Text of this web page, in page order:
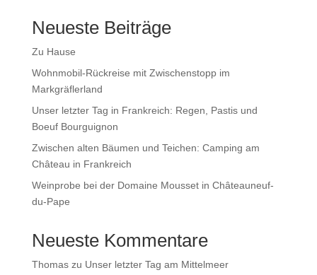
Neueste Beiträge
Zu Hause
Wohnmobil-Rückreise mit Zwischenstopp im
Markgräflerland
Unser letzter Tag in Frankreich: Regen, Pastis und
Boeuf Bourguignon
Zwischen alten Bäumen und Teichen: Camping am
Château in Frankreich
Weinprobe bei der Domaine Mousset in Châteauneuf-
du-Pape
Neueste Kommentare
Thomaszu Unser letzter Tag am Mittelmeer